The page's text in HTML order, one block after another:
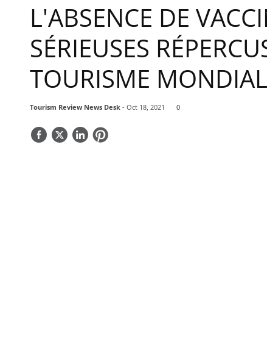
L'ABSENCE DE
SÉRIEUSES
TOURISME MONDIAL
Tourism Review News Desk- Oct 18, 2021 0